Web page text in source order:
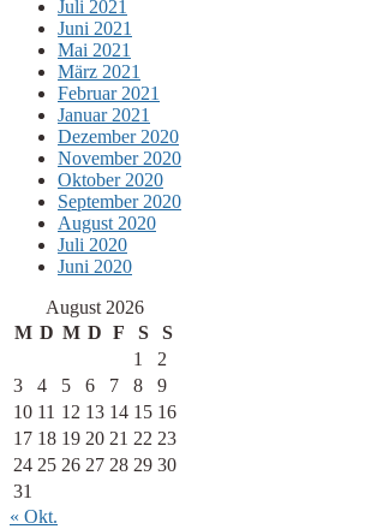
Juli 2021
Juni 2021
Mai 2021
März 2021
Februar 2021
Januar 2021
Dezember 2020
November 2020
Oktober 2020
September 2020
August 2020
Juli 2020
Juni 2020
August 2026
M D M D F S
S
1
2
3
4 5 6 7 8
9
10 11 12 13 14 15 16
17 18 19 20 21 22 23
24 25 26 27 28 29 30
31
« Okt.